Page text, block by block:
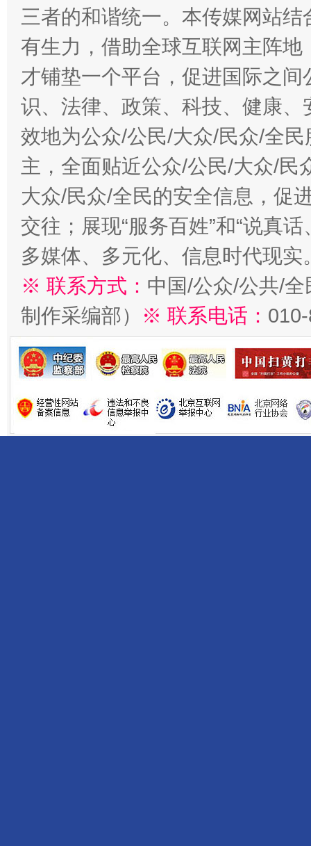
三者的和谐统一。本传媒网站
有生力，借助全球互联网主阵
才铺垫一个平台，促进国际之
识、法律、政策、科技、健康
效地为公众/公民/大众/民众/全
主，全面贴近公众/公民/大众/民
大众/民众/全民的安全信息，促
交往；展现“服务百姓”和“说真
多媒体、多元化、信息时代现实
※ 联系方式： 中国/公众/公共/
制作采编部）
※ 联系电话：